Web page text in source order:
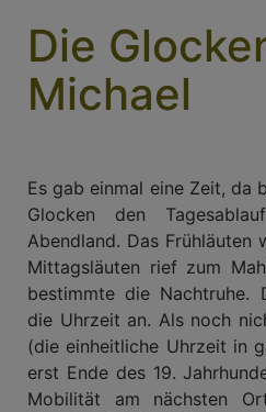
Die
Michael
Es gab einmal eine Zeit, da
Glocken den
Abendland. Das Frühläuten
Mittagsläuten rief zum
bestimmte die Nachtruhe.
die Uhrzeit an. Als noch
(die einheitliche Uhrzeit in
erst Ende des 19.
Mobilität am nächsten